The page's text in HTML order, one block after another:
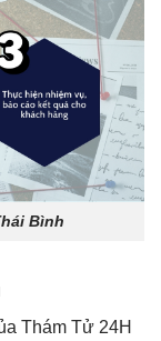
Bình
Thám Tử 24H